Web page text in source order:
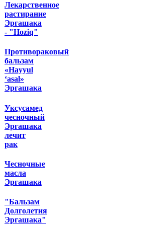
Лекарственное
растирание
Эргашака
- "Hoziq"
Противораковый
бальзам
«Hayyul
‘asal»
Эргашака
Уксусамед
чесночный
Эргашака
лечит
рак
Чесночные
масла
Эргашака
"Бальзам
Долголетия
Эргашака"